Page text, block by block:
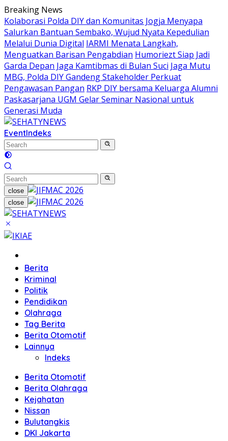
Skip
to
content
Breaking News
Kolaborasi Polda DIY dan Komunitas Jogja Menyapa
Salurkan Bantuan Sembako, Wujud Nyata Kepedulian
Melalui Dunia Digital IARMI Menata Langkah,
Menguatkan Barisan Pengabdian Humoriezt Siap Jadi
Garda Depan Jaga Kamtibmas di Bulan Suci Jaga Mutu
MBG, Polda DIY Gandeng Stakeholder Perkuat
Pengawasan Pangan RKP DIY bersama Keluarga Alumni
Paskasarjana UGM Gelar Seminar Nasional untuk
Generasi Muda
EventIndeks
close
close
Berita
Kriminal
Politik
Pendidikan
Olahraga
Tag Berita
Berita Otomotif
Lainnya
Indeks
Berita Otomotif
Berita Olahraga
Kejahatan
Nissan
Bulutangkis
DKI Jakarta